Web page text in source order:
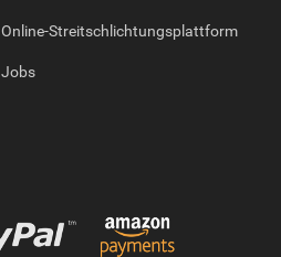
Online-Streitschlichtungsplattform
Jobs